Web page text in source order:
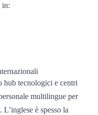
in:
hub tecnologici e centri
multilingue per
è spesso la